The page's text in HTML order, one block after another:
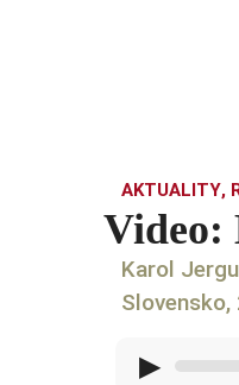
AKTUALITY,
Video:
Karol
Slovensko,
▶